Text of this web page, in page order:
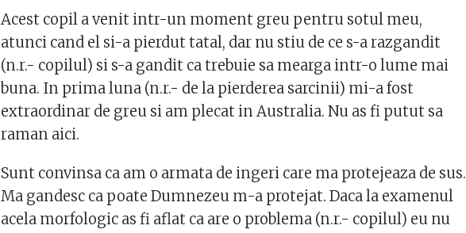
Acest copil a venit intr-un moment greu pentru sotul meu,
atunci cand el si-a pierdut tatal, dar nu stiu de ce s-a razgandit
(n.r.- copilul) si s-a gandit ca trebuie sa mearga intr-o lume mai
buna. In prima luna (n.r.- de la pierderea sarcinii) mi-a fost
extraordinar de greu si am plecat in Australia. Nu as fi putut sa
raman aici.
Sunt convinsa ca am o armata de ingeri care ma protejeaza de sus.
Ma gandesc ca poate Dumnezeu m-a protejat. Daca la examenul
acela morfologic as fi aflat ca are o problema (n.r.- copilul) eu nu